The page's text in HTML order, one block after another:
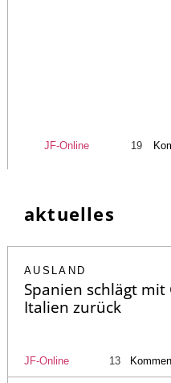
JF-Online 19
aktuelles
AUSLAND
Spanien schlägt
Italien zurück
JF-Online 13